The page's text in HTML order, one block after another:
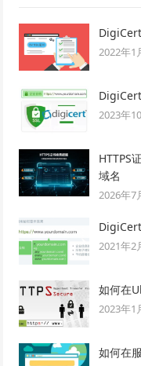
2022年1
2023年
HTTPS
域名
2026年7
2021年2
如何在
2023年1
如何在